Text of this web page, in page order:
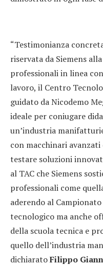
“Testimonianza
riservata da Siemens
professionali in linea
lavoro, il Centro
guidato da Nicodemo
ideale per coniugare
un’industria
con macchinari
testare soluzioni
al TAC che Siemens
professionali come
aderendo al
tecnologico ma anche
della scuola tecnica e
quello dell’industria
dichiaratoFilippo